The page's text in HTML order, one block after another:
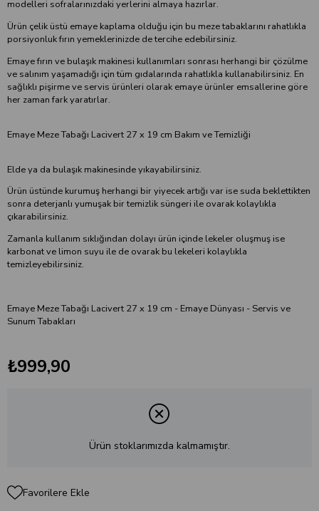
modelleri sofralarınızdaki yerlerini almaya hazırlar.
Ürün çelik üstü emaye kaplama olduğu için bu meze tabaklarını rahatlıkla
porsiyonluk fırın yemeklerinizde de tercihe edebilirsiniz.
Emaye fırın ve bulaşık makinesi kullanımları sonrası herhangi bir çözülme
ve salınım yaşamadığı için tüm gıdalarında rahatlıkla kullanabilirsiniz. En
sağlıklı pişirme ve servis ürünleri olarak emaye ürünler emsallerine göre
her zaman fark yaratırlar.
Emaye Meze Tabağı Lacivert 27 x 19 cm Bakım ve Temizliği
Elde ya da bulaşık makinesinde yıkayabilirsiniz.
Ürün üstünde kurumuş herhangi bir yiyecek artığı var ise suda beklettikten
sonra deterjanlı yumuşak bir temizlik süngeri ile ovarak kolaylıkla
çıkarabilirsiniz.
Zamanla kullanım sıklığından dolayı ürün içinde lekeler oluşmuş ise
karbonat ve limon suyu ile de ovarak bu lekeleri kolaylıkla
temizleyebilirsiniz.
Emaye Meze Tabağı Lacivert 27 x 19 cm - Emaye Dünyası - Servis ve
Sunum Tabakları
₺999,90
Ürün stoklarımızda kalmamıştır.
Favorilere Ekle